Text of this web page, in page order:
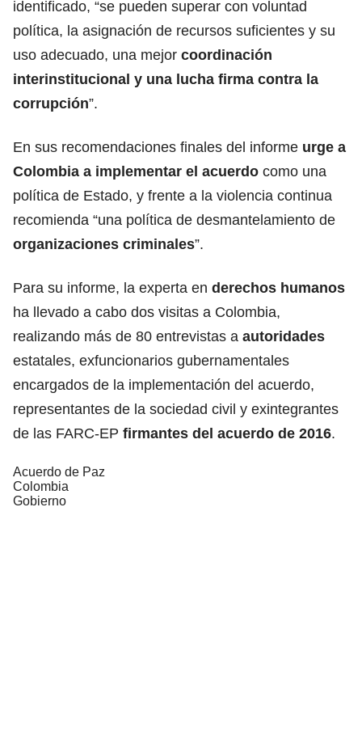
identificado, “se pueden superar con voluntad
política, la asignación de recursos suficientes y su
uso adecuado, una mejor coordinación
interinstitucional y una lucha firma contra la
corrupción”.
En sus recomendaciones finales del informe urge a
Colombia a implementar el acuerdo como una
política de Estado, y frente a la violencia continua
recomienda “una política de desmantelamiento de
organizaciones criminales”.
Para su informe, la experta en derechos humanos
ha llevado a cabo dos visitas a Colombia,
realizando más de 80 entrevistas a autoridades
estatales, exfuncionarios gubernamentales
encargados de la implementación del acuerdo,
representantes de la sociedad civil y exintegrantes
de las FARC-EP firmantes del acuerdo de 2016.
Acuerdo de Paz
Colombia
Gobierno